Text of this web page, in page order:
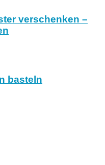
verschenken –
basteln